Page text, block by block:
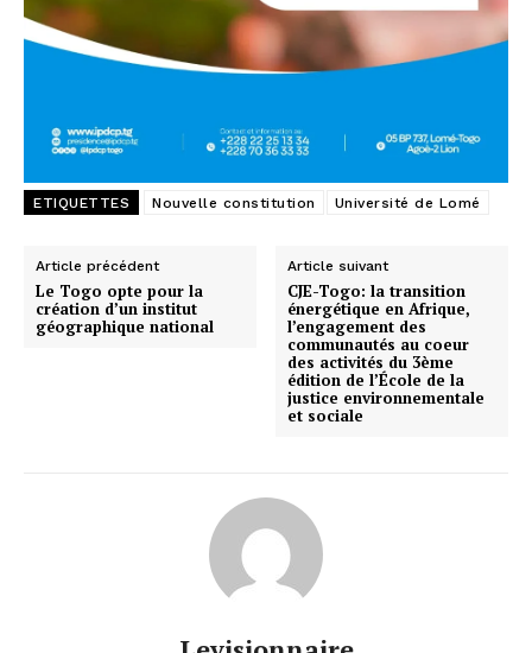
ETIQUETTES Nouvelle constitution Université de Lomé
Article précédent
Le Togo opte pour la
création d’un institut
géographique national
Article suivant
CJE-Togo: la transition
énergétique en Afrique,
l’engagement des
communautés au coeur
des activités du 3ème
édition de l’École de la
justice environnementale
et sociale